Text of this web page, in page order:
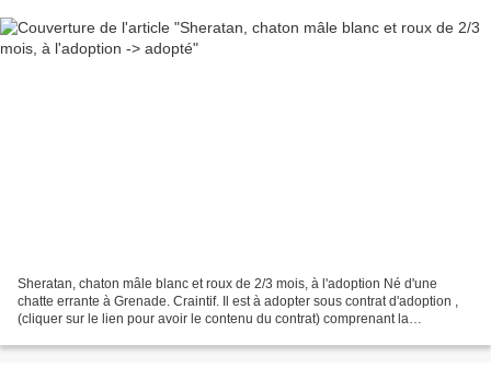
Sheratan, chaton mâle blanc et roux de 2/3 mois, à l'adoption Né d'une
chatte errante à Grenade. Craintif. Il est à adopter sous contrat d'adoption ,
(cliquer sur le lien pour avoir le contenu du contrat) comprenant la